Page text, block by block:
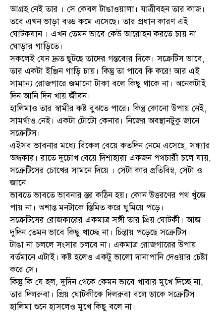
আগ্রহ নেই তার । সে কেবল টাঙাওয়ালা। যাত্রীবহন তার কাজ।
তবে এখন ভাড়া বড্ড কমে এসেছে। তার প্রধান কারণ এই
ঘোটকযান । এখন তেমন ভাবে কেউ আরোহন করতে চায় না
ঘোড়ার গাড়িতে।
সকলেই যেন দ্রুত ছুটছে তাদের গন্তব্যের দিকে। সক্রেটিস ভাবে,
তার একটা ইঞ্জিন গাড়ি চায়। কিন্তু তা পাবে কি করে! আর এই
সামান্য রোজগারে জমানো টাকা বলে কিছু থাকে না। অনেকটাই
দিন আনি দিন খায় জীবন।
হালিমাও তার স্বামীর কষ্ট বুঝতে পারে। কিন্তু কোনো উপায় নেই,
সামর্থ্যও নেই। একটা টোটো কেনার। নিজের অবস্থানটুকু জানে
সক্রেটিস।
এইসব ভাবনার মধ্যে বিকেল বেয়ে কতদিন নেমে এসেছে, সন্ধ্যার
অন্ধকার। রাতে দুচোখ বেয়ে দিশাহারা একজন পথচারী চলে যায়,
সক্রেটিসের চোখের সামনে দিয়ে । সেটা কার প্রতিবিম্ব, সেটা ও
জানে।
ভাবতে ভাবতে ভাবনার স্তর কঠিন হয়। কোন উত্তরণের পথ খুঁজে
পায় না। অশান্ত মনটাকে স্তিমিত করে ঘুমিয়ে পড়ে।
সক্রেটিসের রোজকারের একমাত্র সঙ্গী তার প্রিয় ঘোটকী। আজ
দুদিন তেমন ভাবে কিছু খাচ্ছে না। চিন্তায় পড়েছে সক্রেটিস।
টাঙা না চললে সংসার চলবে না। একমাত্র রোজগারের উপায়
বর্তমানে এটাই। কষ্ট হলেও একটু ভালো দানাপানি দেওয়ার চেষ্টা
করে সে।
কিন্তু কি যে হল, দুদিন থেকে কেমন ভাবে খাবার মুখে দিচ্ছে না,
তার দিলরুবা। প্রিয় ঘোটকীকে দিলরুবা বলে ডাকে সক্রেটিস।
হালিমা শুনে হাসলেও মুখে কিছু বলে না।